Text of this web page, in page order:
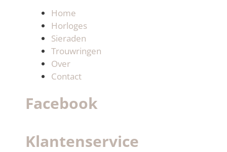
Home
Horloges
Sieraden
Trouwringen
Over
Contact
Facebook
Klantenservice